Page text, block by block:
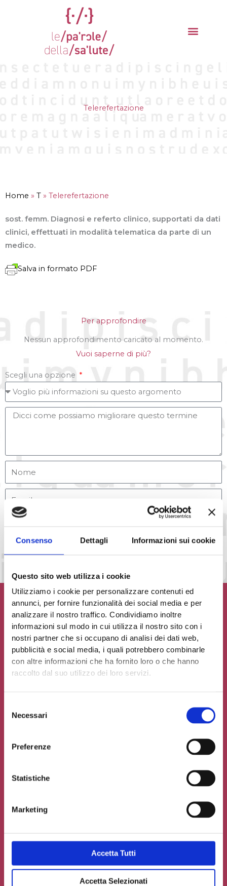
Consenso Dettagli Informazioni sui cookie
Questo sito web utilizza i cookie
Utilizziamo i cookie per personalizzare contenuti ed
annunci, per fornire funzionalità dei social media e per
analizzare il nostro traffico. Condividiamo inoltre
informazioni sul modo in cui utilizza il nostro sito con i
nostri partner che si occupano di analisi dei dati web,
pubblicità e social media, i quali potrebbero combinarle
con altre informazioni che ha fornito loro o che hanno
raccolto dal suo utilizzo dei loro servizi.
delNecessari
Preferenze
Statistiche
Marketing
Accetta Tutti
Accetta Selezionati
Telerefertazione
Home » T » Telerefertazione
sost. femm. Diagnosi e referto clinico, supportati da dati
clinici, effettuati in modalità telematica da parte di un
medico.
Salva in formato PDF
Per approfondire
Nessun approfondimento caricato al momento.
Vuoi saperne di più?
Scegli una opzione
INVIA MESSAGGIO
Contribuisci al glossario
Seleziona un'opzione
Carica un file se necessario